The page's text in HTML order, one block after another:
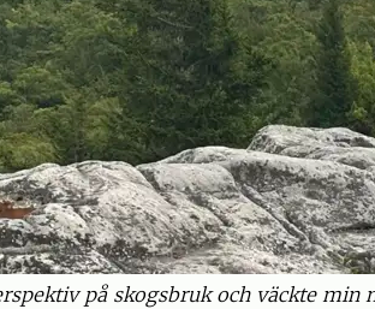
på skogsbruk och väckte